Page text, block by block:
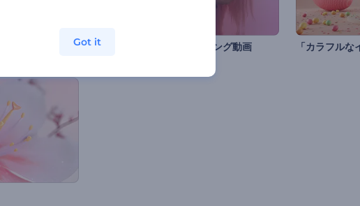
「ファッション」オープニング動画
Got it